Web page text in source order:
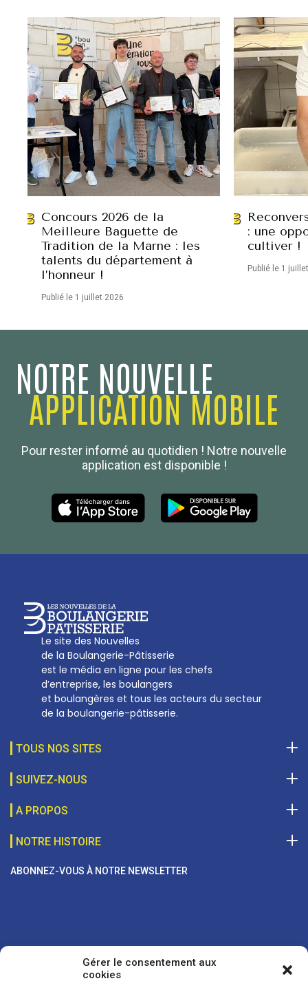
Gérer le consentement aux
cookies
Concours 2026 de la
Meilleure Baguette de
Tradition de la Marne : les
talents du département à
l’honneur !
Publié le 1 juillet 2026
: une
cultiver !
Publié le 1
NOTRE NOUVELLE
APPLICATION MOBILE
Pour rester informé au quotidien ! Notre nouvelle
application est disponible !
Le site des Nouvelles
de la Boulangerie-Pâtisserie
est le média en ligne pour les chefs
d’entreprise, les boulangers
et boulangères et tous les acteurs du secteur
de la boulangerie-pâtisserie.
TOUS NOS SITES
Boulanger de France
SUIVEZ-NOUS
A PROPOS
Les Nouvelles de la Boulangerie-Pâtisserie Française
27, av d’Eylau - 75782 Paris Cédex 16
01 53 70 16 25
NOTRE HISTOIRE
ABONNEZ-VOUS À NOTRE NEWSLETTER